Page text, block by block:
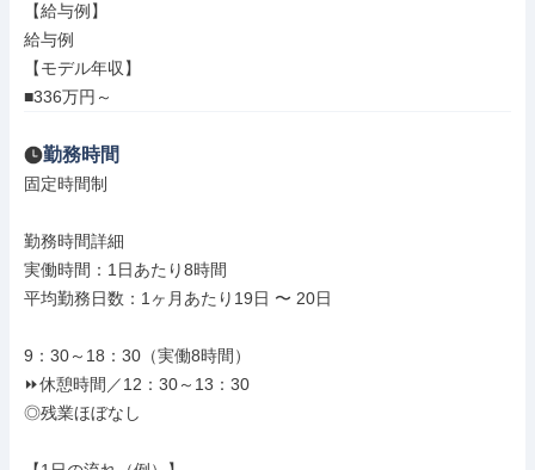
【給与例】
給与例
【モデル年収】
■336万円～
勤務時間
固定時間制
勤務時間詳細
実働時間：1日あたり8時間
平均勤務日数：1ヶ月あたり19日 〜 20日
9：30～18：30（実働8時間）
⏩休憩時間／12：30～13：30
◎残業ほぼなし